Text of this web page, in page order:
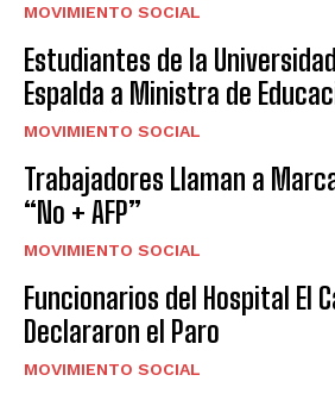
MOVIMIENTO SOCIAL
Estudiantes de la
Espalda a Ministra de
MOVIMIENTO SOCIAL
Trabajadores Llaman a
“No + AFP”
MOVIMIENTO SOCIAL
Funcionarios del Hospital El
Declararon el Paro
MOVIMIENTO SOCIAL